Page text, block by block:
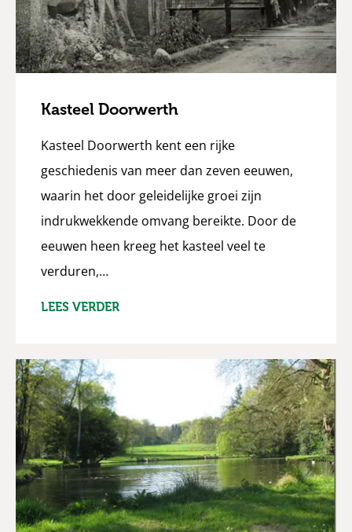
Kasteel Doorwerth
Kasteel Doorwerth kent een rijke
geschiedenis van meer dan zeven eeuwen,
waarin het door geleidelijke groei zijn
indrukwekkende omvang bereikte. Door de
eeuwen heen kreeg het kasteel veel te
verduren,…
LEES VERDER